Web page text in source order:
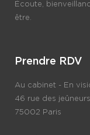
Écoute,
être.
Prendre RDV
Au cabinet - En
46 rue des jeûneurs
75002 Paris